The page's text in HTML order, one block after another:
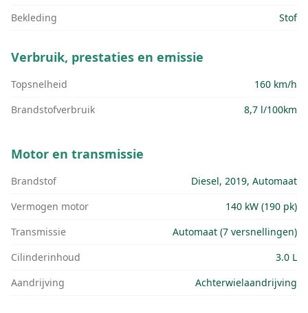
Bekleding
Stof
Verbruik, prestaties en emissie
Topsnelheid
160 km/h
Brandstofverbruik
8,7 l/100km
Motor en transmissie
Brandstof
Diesel, 2019, Automaat
Vermogen motor
140 kW (190 pk)
Transmissie
Automaat (7 versnellingen)
Cilinderinhoud
3.0 L
Aandrijving
Achterwielaandrijving